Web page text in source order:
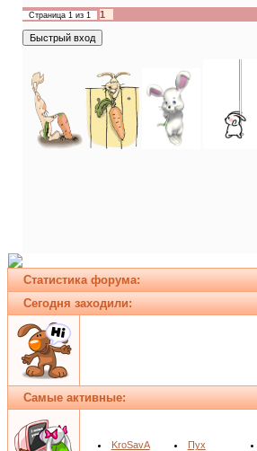
Страница 1 из 1 1
Статистика форума:
Сегодня заходили:
Самые активные:
KroSavA Пух